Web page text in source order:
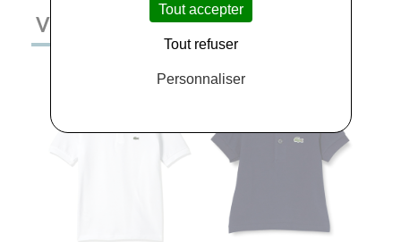
VOUS AIMEREZ AUSSI
Tout accepter
Tout refuser
Personnaliser